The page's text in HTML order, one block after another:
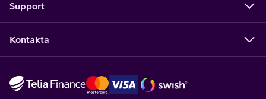
Support
Kontakta